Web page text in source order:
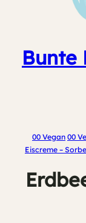
Bunte
00 Vegan 00
Eiscreme –